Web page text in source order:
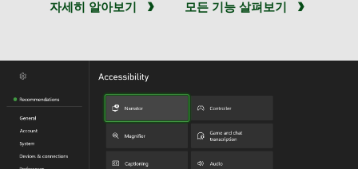
자세히 알아보기 모든 기능 살펴보기